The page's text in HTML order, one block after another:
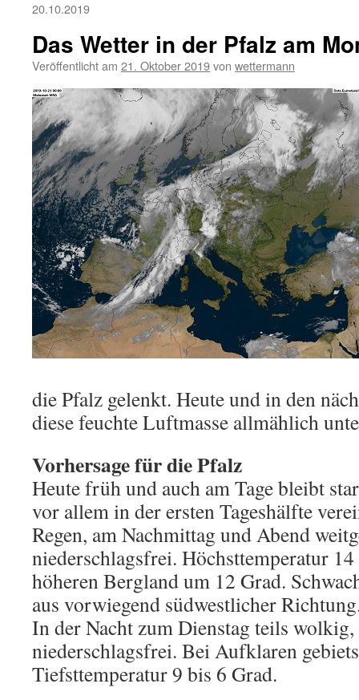
20.10.2019
Das Wetter in der Pfalz am
Veröffentlicht am 21. Oktober 2019von wettermann
die Pfalz gelenkt. Heute und in den
diese feuchte Luftmasse allmählich
Vorhersage für die Pfalz
Heute früh und auch am Tage bleibt
vor allem in der ersten Tageshälfte
Regen, am Nachmittag und Abend
niederschlagsfrei. Höchsttemperatur
höheren Bergland um 12 Grad.
aus vorwiegend südwestlicher
In der Nacht zum Dienstag teils
niederschlagsfrei. Bei Aufklaren
Tiefsttemperatur 9 bis 6 Grad.